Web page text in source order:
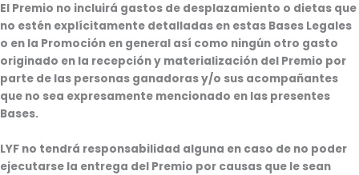
El Premio no incluirá gastos de desplazamiento o dietas que
no estén explícitamente detalladas en estas Bases Legales
o en la Promoción en general así como ningún otro gasto
originado en la recepción y materialización del Premio por
parte de las personas ganadoras y/o sus acompañantes
que no sea expresamente mencionado en las presentes
Bases.
LYF no tendrá responsabilidad alguna en caso de no poder
ejecutarse la entrega del Premio por causas que le sean